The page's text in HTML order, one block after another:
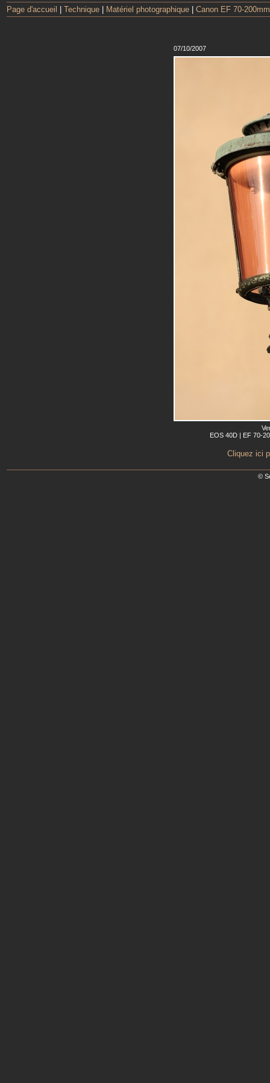
Page d'accueil Technique Matériel photographique Canon EF 70-
07/10/2007
EOS 40D | EF 70-
Cliquez ici
©